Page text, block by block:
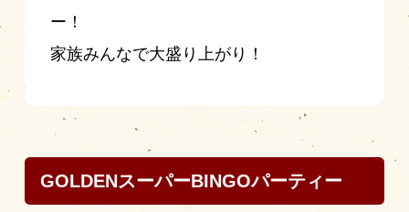
ー！
家族みんなで大盛り上がり！
GOLDENスーパーBINGOパーティー